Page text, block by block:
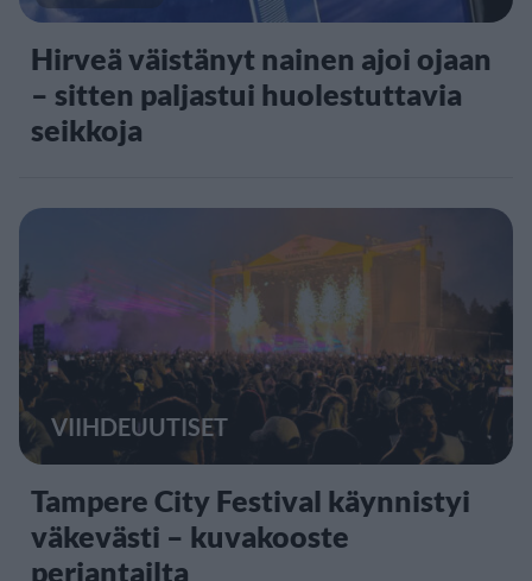
Hirveä väistänyt nainen ajoi ojaan
– sitten paljastui huolestuttavia
seikkoja
VIIHDEUUTISET
Tampere City Festival käynnistyi
väkevästi – kuvakooste
perjantailta